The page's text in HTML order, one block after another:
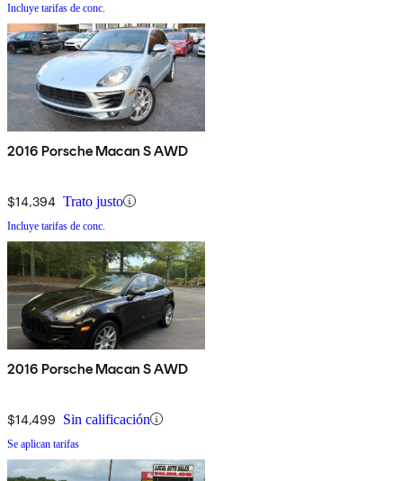
Incluye tarifas de conc.
2016 Porsche Macan S AWD
$14,394 Trato justo
Incluye tarifas de conc.
2016 Porsche Macan S AWD
$14,499 Sin calificación
Se aplican tarifas